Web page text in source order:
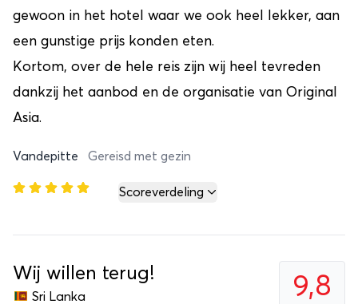
gewoon in het hotel waar we ook heel lekker, aan
een gunstige prijs konden eten.
Kortom, over de hele reis zijn wij heel tevreden
dankzij het aanbod en de organisatie van Original
Asia.
Vandepitte Gereisd met gezin
Scoreverdeling
9,8
Wij willen terug!
Sri Lanka